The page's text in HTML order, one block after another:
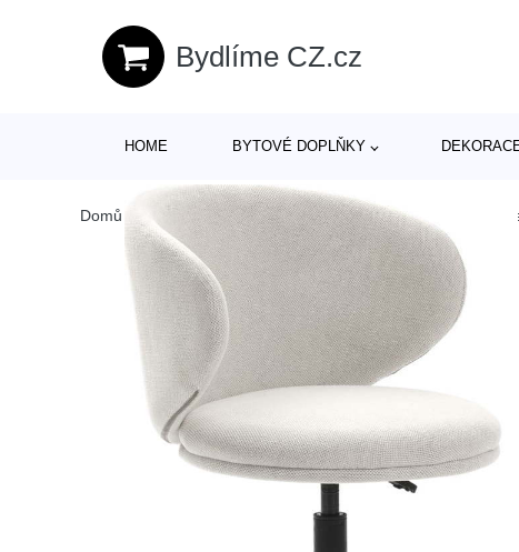
Bydlíme CZ.cz
HOME BYTOVÉ DOPLŇKY
Domů Produkty /> Nábytek > Sedací nábytek > Židle >